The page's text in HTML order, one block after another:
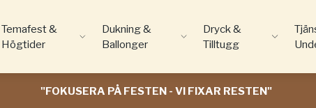
Temafest &
Högtider
Dukning &
Ballonger
Dryck &
Tilltugg
"FOKUSERA PÅ FESTEN - VI FIXAR RESTEN"